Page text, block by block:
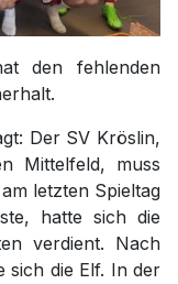
den fehlenden
Der SV Kröslin,
Mittelfeld, muss
letzten Spieltag
hatte sich die
verdient. Nach
sich die Elf. In der